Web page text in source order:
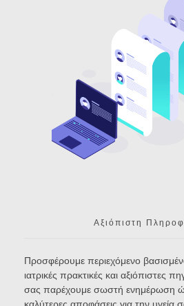
Αξιόπιστη
Προσφέρουμε περιεχόμενο
ιατρικές πρακτικές και αξιόπιστες
σας παρέχουμε σωστή ενημέρωση